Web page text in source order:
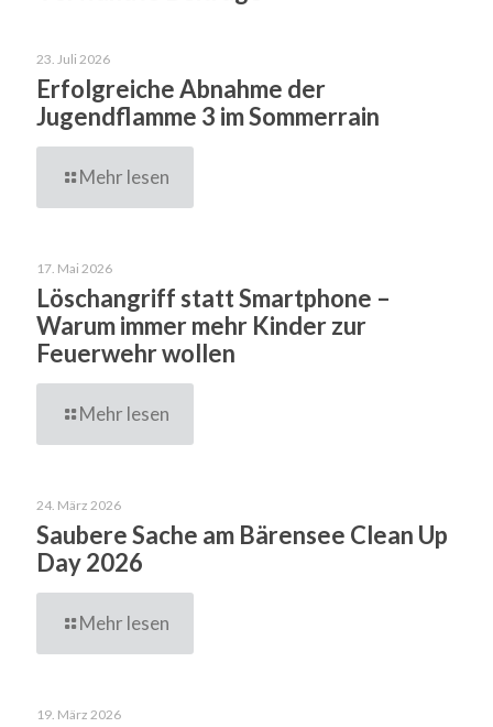
23. Juli 2026
Erfolgreiche Abnahme der
Jugendflamme 3 im Sommerrain
Mehr lesen
17. Mai 2026
Löschangriff statt Smartphone –
Warum immer mehr Kinder zur
Feuerwehr wollen
Mehr lesen
24. März 2026
Saubere Sache am Bärensee Clean Up
Day 2026
Mehr lesen
19. März 2026